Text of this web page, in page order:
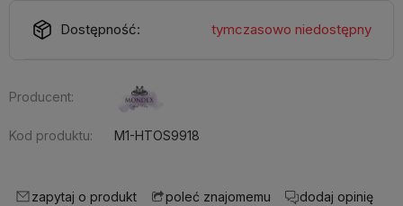
Dostępność: tymczasowo niedostępny
Producent:
Kod produktu: M1-HTOS9918
zapytaj o produkt poleć znajomemu dodaj opinię